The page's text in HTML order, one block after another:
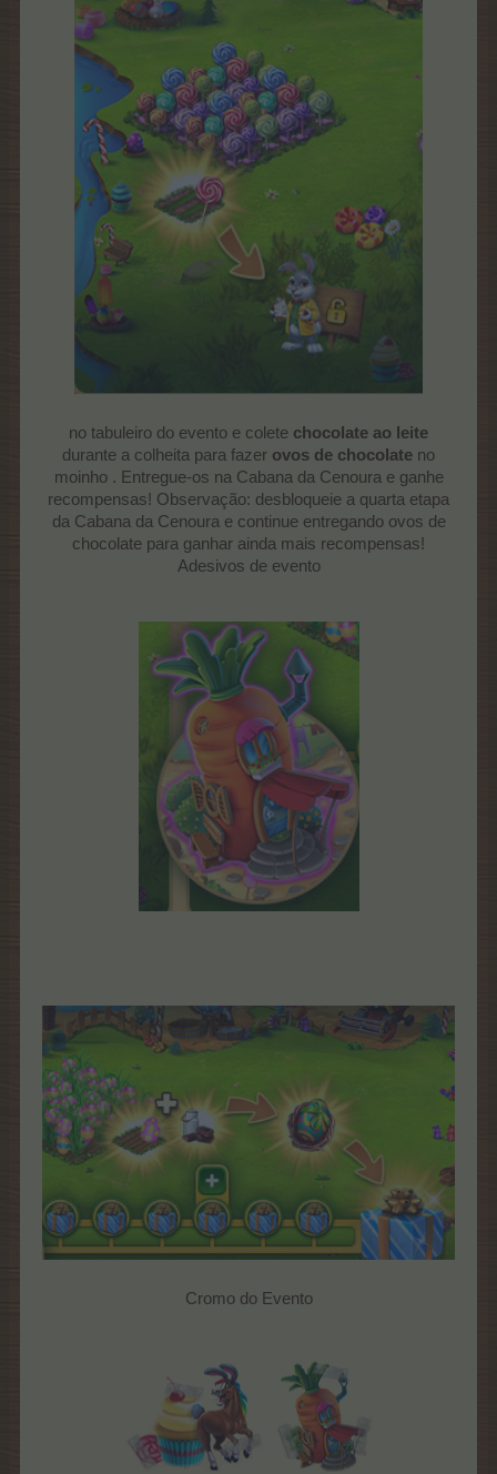
no tabuleiro do evento e colete chocolate ao leite
durante a colheita para fazer ovos de chocolate no
moinho . Entregue-os na Cabana da Cenoura e ganhe
recompensas! Observação: desbloqueie a quarta etapa
da Cabana da Cenoura e continue entregando ovos de
chocolate para ganhar ainda mais recompensas!
Adesivos de evento
Cromo do Evento